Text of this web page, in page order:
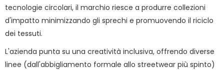
tecnologie circolari, il marchio riesce a produrre collezioni
d'impatto minimizzando gli sprechi e promuovendo il riciclo
dei tessuti.
L'azienda punta su una creatività inclusiva, offrendo diverse
linee (dall'abbigliamento formale allo streetwear più spinto)